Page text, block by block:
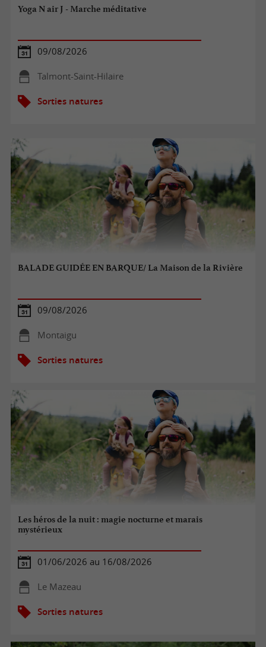
Yoga N air J - Marche méditative
09/08/2026
Talmont-Saint-Hilaire
Sorties natures
BALADE GUIDÉE EN BARQUE/ La Maison de la Rivière
09/08/2026
Montaigu
Sorties natures
Les héros de la nuit : magie nocturne et marais
mystérieux
01/06/2026 au 16/08/2026
Le Mazeau
Sorties natures